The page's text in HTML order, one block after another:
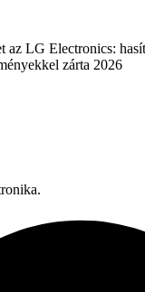
az LG Electronics:
zárta 2026